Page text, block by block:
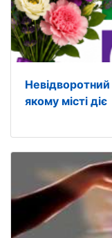
якому місті діє